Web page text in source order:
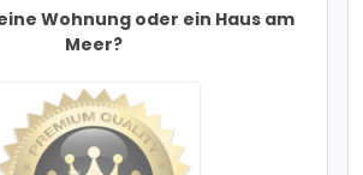
Wohnung oder ein Haus am
Meer?